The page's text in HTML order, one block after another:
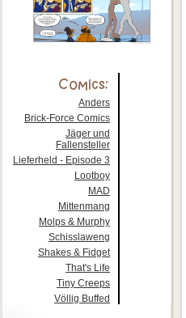
Anders
Brick-Force Comics
Jäger und
Fallensteller
Lieferheld - Episode 3
Lootboy
MAD
Mittenmang
Molps & Murphy
Schisslaweng
Shakes & Fidget
That's Life
Tiny Creeps
Völlig Buffed